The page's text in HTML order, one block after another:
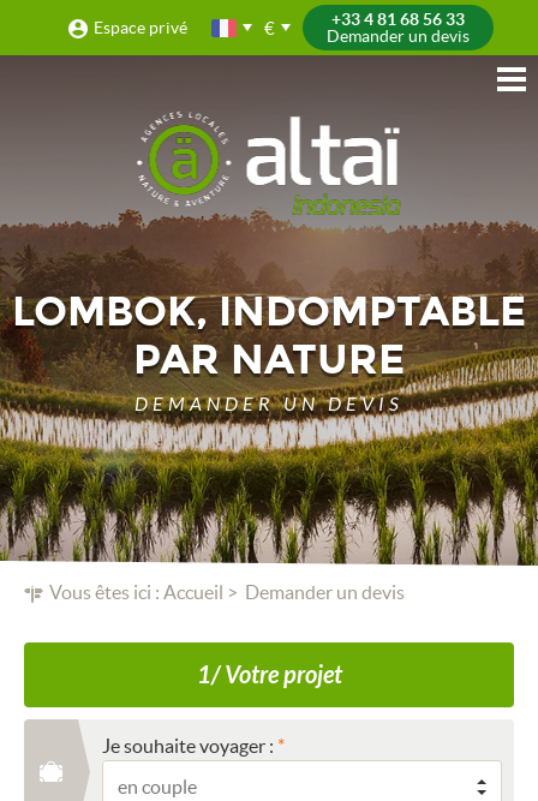
Espace privé €
+33 4 81 68 56 33
Demander un devis
Vous êtes ici : Accueil Demander un devis
LOMBOK, INDOMPTABLE
PAR NATURE
DEMANDER UN DEVIS
1/ Votre projet
Je souhaite voyager :